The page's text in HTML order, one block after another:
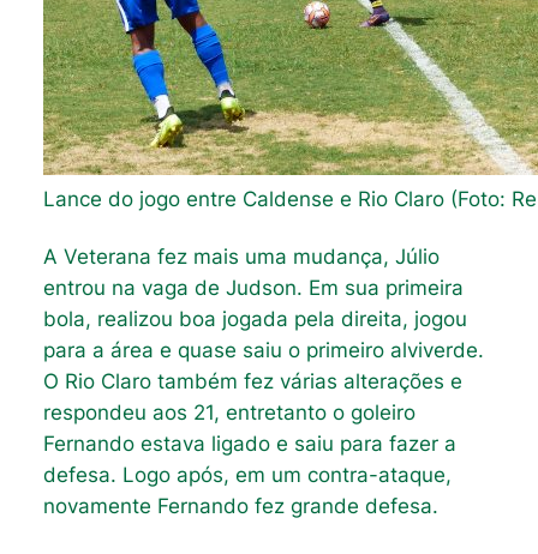
Lance do jogo entre Caldense e Rio Claro (Foto:
A Veterana fez mais uma mudança, Júlio
entrou na vaga de Judson. Em sua primeira
bola, realizou boa jogada pela direita, jogou
para a área e quase saiu o primeiro alviverde.
O Rio Claro também fez várias alterações e
respondeu aos 21, entretanto o goleiro
Fernando estava ligado e saiu para fazer a
defesa. Logo após, em um contra-ataque,
novamente Fernando fez grande defesa.